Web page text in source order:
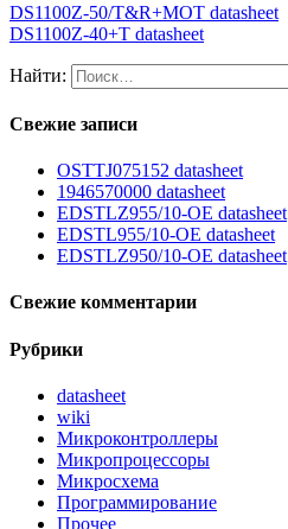
DS1100Z-50/T&R+MOT datasheet
DS1100Z-40+T datasheet
Найти:
Свежие записи
OSTTJ075152 datasheet
1946570000 datasheet
EDSTLZ955/10-OE datasheet
EDSTL955/10-OE datasheet
EDSTLZ950/10-OE datasheet
Свежие комментарии
Рубрики
datasheet
wiki
Микроконтроллеры
Микропроцессоры
Микросхема
Программирование
Прочее